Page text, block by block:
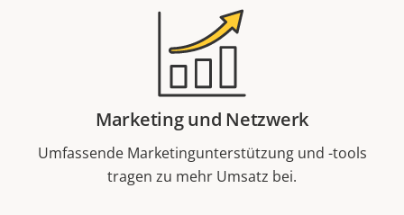
Marketing und Netzwerk
Umfassende Marketingunterstützung und -tools
tragen zu mehr Umsatz bei.